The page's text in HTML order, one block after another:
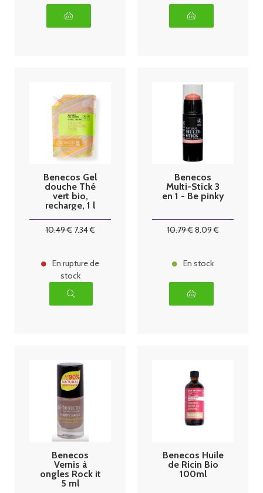
Benecos Gel
douche Thé
vert bio,
recharge, 1 l
10.49€ 7.34€
En rupture de
stock
Benecos
Multi-Stick 3
en 1 - Be pinky
10.79€8.09€
En stock
Benecos
Vernis à
ongles Rock it
5 ml
Benecos Huile
de Ricin Bio
100ml